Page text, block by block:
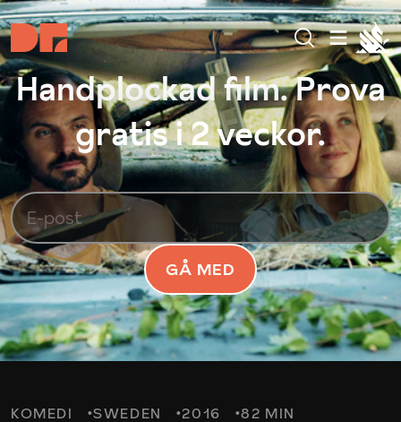
Handplockad film. Prova
gratis i 2 veckor.
GÅ MED
KOMEDI SWEDEN 2016 82 MIN